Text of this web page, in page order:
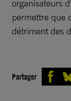
organisateurs
permettre que
détriment des
Partager